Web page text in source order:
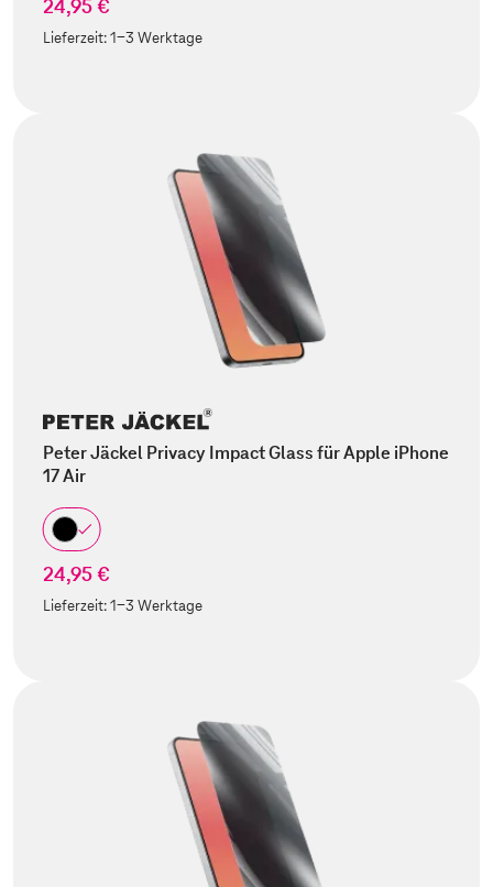
24,95 €
Lieferzeit:1-3 Werktage
Peter Jäckel Privacy Impact Glass für Apple iPhone
17 Air
24,95 €
Lieferzeit:1-3 Werktage